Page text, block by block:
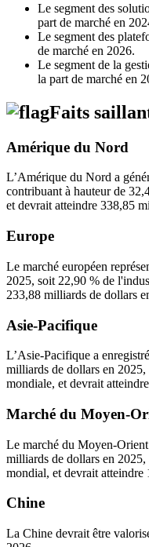
Le segment des
part de marché en
Le segment des
de marché en 2026.
Le segment de la
la part de marché en
Faits
Amérique du Nord
L’Amérique du Nord a
contribuant à hauteur de
et devrait atteindre 338,85
Europe
Le marché européen
2025, soit 22,90 % de
233,88 milliards de dollars
Asie-Pacifique
L’Asie-Pacifique a
milliards de dollars en
mondiale, et devrait
Marché du Moyen-
Le marché du Moyen-
milliards de dollars en
mondial, et devrait
Chine
La Chine devrait être